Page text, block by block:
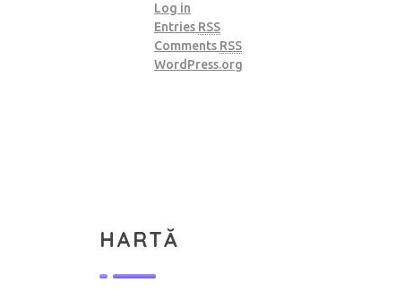
Log in
Entries RSS
Comments RSS
WordPress.org
HARTĂ